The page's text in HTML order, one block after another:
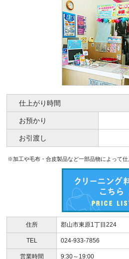
仕上がり時間
お預かり
お引渡し
※加工や毛布・合皮製品など一部品物によって仕
住所 郡山市東原1丁目224
TEL 024-933-7856
営業時間 9:30～19:00